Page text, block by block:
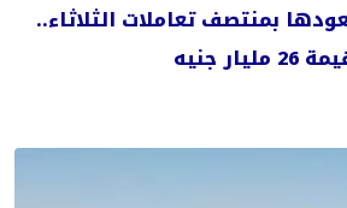
بمنتصف تعاملات الثلاثاء..
جنيه